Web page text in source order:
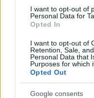
I want to opt-out of
Personal Data for
Opted In
I want to opt-out of
Retention, Sale,
Personal Data that
Purposes for which
Opted Out
Google consents